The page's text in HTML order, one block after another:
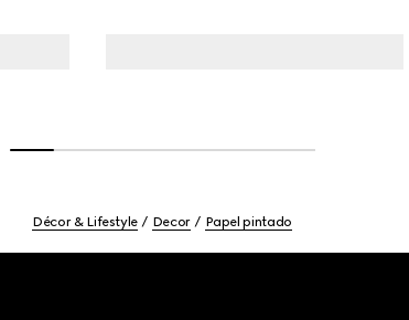
Décor & Lifestyle Decor Papel pintado